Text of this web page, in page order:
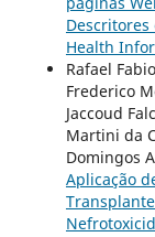
Descritores
Health
Rafael
Frederico
Jaccoud
Martini da
Domingos
Aplicação